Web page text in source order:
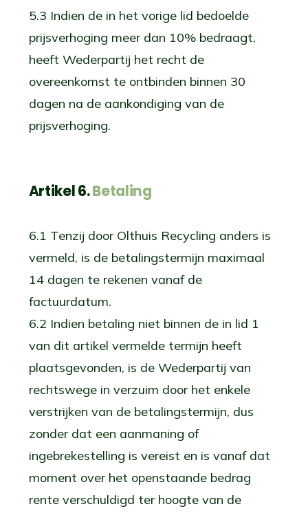
5.3 Indien de in het vorige lid bedoelde
prijsverhoging meer dan 10% bedraagt,
heeft Wederpartij het recht de
overeenkomst te ontbinden binnen 30
dagen na de aankondiging van de
prijsverhoging.
Artikel 6.Betaling
6.1 Tenzij door Olthuis Recycling anders is
vermeld, is de betalingstermijn maximaal
14 dagen te rekenen vanaf de
factuurdatum.
6.2 Indien betaling niet binnen de in lid 1
van dit artikel vermelde termijn heeft
plaatsgevonden, is de Wederpartij van
rechtswege in verzuim door het enkele
verstrijken van de betalingstermijn, dus
zonder dat een aanmaning of
ingebrekestelling is vereist en is vanaf dat
moment over het openstaande bedrag
rente verschuldigd ter hoogte van de